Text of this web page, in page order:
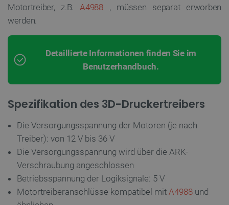
Motortreiber, z.B.A4988, müssen separat erworben
werden.
Detaillierte Informationen finden Sie im
Benutzerhandbuch.
Spezifikation des 3D-Druckertreibers
Die Versorgungsspannung der Motoren (je nach
Treiber): von 12 V bis 36 V
Die Versorgungsspannung wird über die ARK-
Verschraubung angeschlossen
Betriebsspannung der Logiksignale: 5 V
Motortreiberanschlüsse kompatibel mit A4988 und